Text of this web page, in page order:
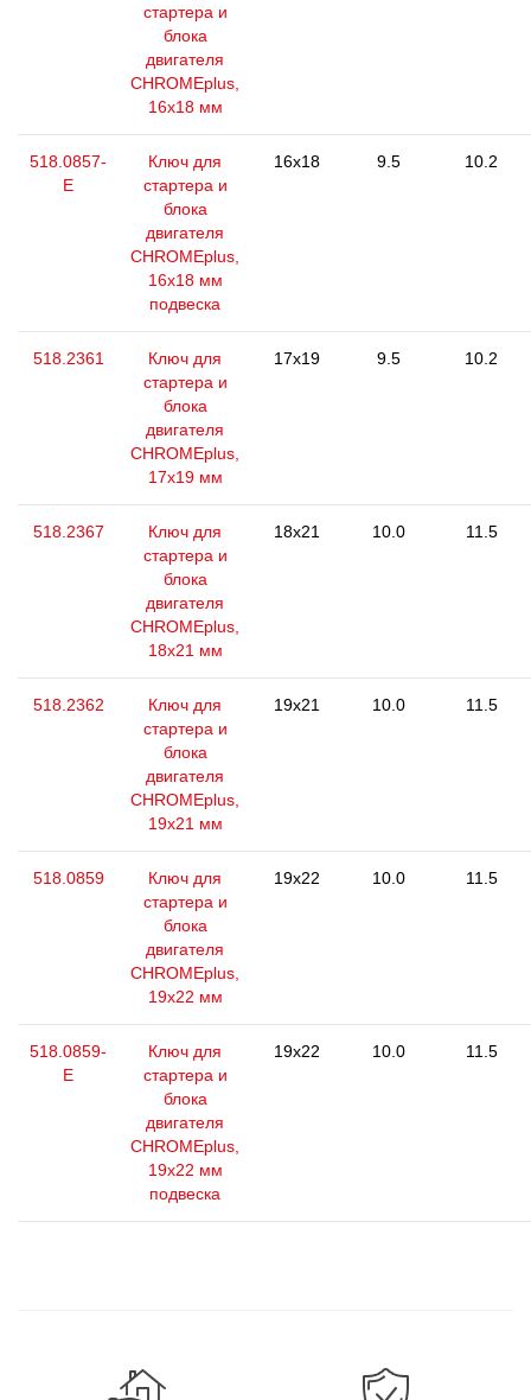
стартера и
блока
двигателя
CHROMEplus,
16х18 мм
518.0857-
E
Ключ для
стартера и
блока
двигателя
CHROMEplus,
16х18 мм
подвеска
16x18 9.5 10.2
518.2361
Ключ для
стартера и
блока
двигателя
CHROMEplus,
17x19 мм
17x19 9.5 10.2
518.2367
Ключ для
стартера и
блока
двигателя
CHROMEplus,
18x21 мм
18x21 10.0 11.5
518.2362
Ключ для
стартера и
блока
двигателя
CHROMEplus,
19x21 мм
19x21 10.0 11.5
518.0859
Ключ для
стартера и
блока
двигателя
CHROMEplus,
19х22 мм
19x22 10.0 11.5
518.0859-
E
Ключ для
стартера и
блока
двигателя
CHROMEplus,
19х22 мм
подвеска
19x22 10.0 11.5